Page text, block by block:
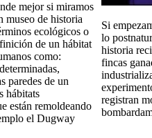
mejor si miramos
museo de historia
ecológicos o
de un hábitat
como:
paredes de un
hábitats
están remoldeando
el Dugway
Si
lo
historia
fincas
registran